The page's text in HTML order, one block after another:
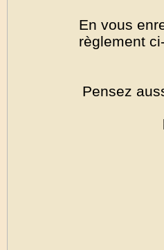
En vous
règlement
Pensez